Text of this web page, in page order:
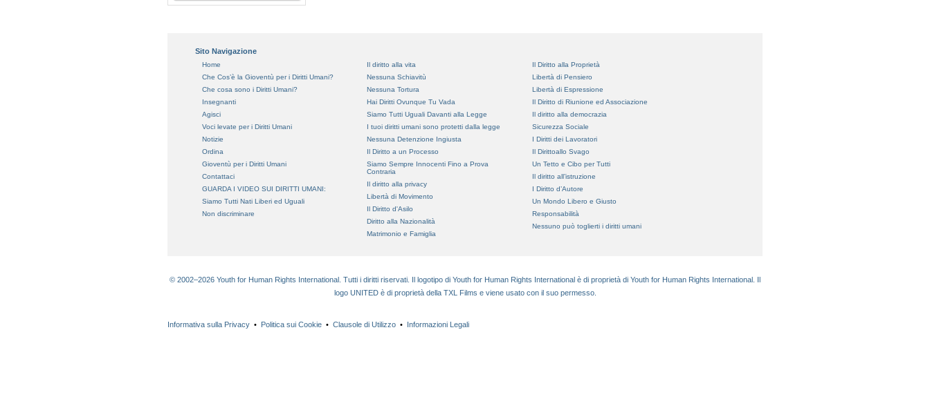
Sito Navigazione
Home
Che Cos’è la Gioventù per i Diritti Umani?
Che cosa sono i Diritti Umani?
Insegnanti
Agisci
Voci levate per i Diritti Umani
Notizie
Ordina
Gioventù per i Diritti Umani
Contattaci
GUARDA I VIDEO SUI DIRITTI UMANI:
Siamo Tutti Nati Liberi ed Uguali
Non discriminare
Il diritto alla vita
Nessuna Schiavitù
Nessuna Tortura
Hai Diritti Ovunque Tu Vada
Siamo Tutti Uguali Davanti alla Legge
I tuoi diritti umani sono protetti dalla legge
Nessuna Detenzione Ingiusta
Il Diritto a un Processo
Siamo Sempre Innocenti Fino a Prova
Contraria
Il diritto alla privacy
Libertà di Movimento
Il Diritto d'Asilo
Diritto alla Nazionalità
Matrimonio e Famiglia
Il Diritto alla Proprietà
Libertà di Pensiero
Libertà di Espressione
Il Diritto di Riunione ed Associazione
Il diritto alla democrazia
Sicurezza Sociale
I Diritti dei Lavoratori
Il Dirittoallo Svago
Un Tetto e Cibo per Tutti
Il diritto all’istruzione
I Diritto d’Autore
Un Mondo Libero e Giusto
Responsabilità
Nessuno può toglierti i diritti umani
© 2002–2026 Youth for Human Rights International. Tutti i diritti riservati. Il logotipo di Youth for Human Rights International è di proprietà di Youth for Human Rights International. Il
logo UNITED è di proprietà della TXL Films e viene usato con il suo permesso.
Informativa sulla Privacy • Politica sui Cookie • Clausole di Utilizzo • Informazioni Legali